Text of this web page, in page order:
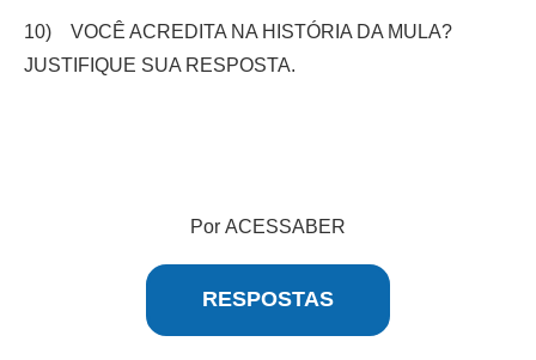
10)
VOCÊ ACREDITA NA HISTÓRIA DA MULA?
JUSTIFIQUE SUA RESPOSTA.
Por ACESSABER
RESPOSTAS